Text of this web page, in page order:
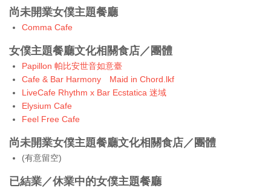
尚未開業女僕主題餐廳
Comma Cafe
女僕主題餐廳文化相關食店／團體
Papillon 帕比安世音如意臺
Cafe & Bar Harmony Maid in Chord.lkf
LiveCafe Rhythm x Bar Ecstatica 迷域
Elysium Cafe
Feel Free Cafe
尚未開業女僕主題餐廳文化相關食店／團體
(有意留空)
已結業／休業中的女僕主題餐廳